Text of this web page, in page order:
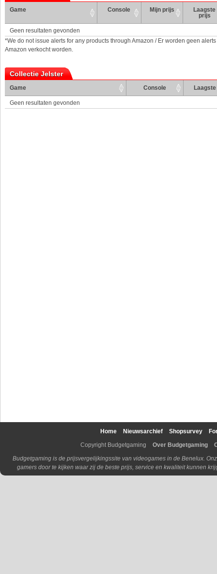
Game Console Mijn prijs
Laagste
prijs
Geen resultaten gevonden
*We do not issue alerts for any products through Amazon / Er worden geen
Amazon verkocht worden.
Collectie Jelster
Game Console
Geen resultaten gevonden
Home Nieuwsarchief Shopsurvey
Copyright Budgetgaming
Over Budgetgaming
Budgetgaming is de prijsvergelijkingssite van videogames in de Benelux.
gamers door te kijken waar zij de beste prijs, service en kwaliteit kunnen